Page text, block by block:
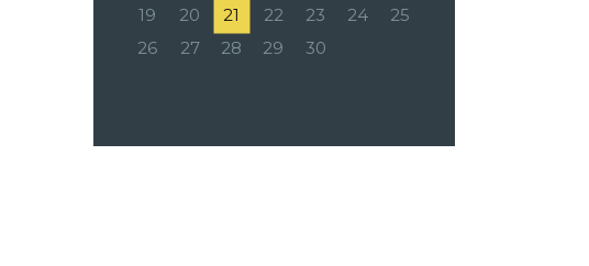
19
20 21 22 23 24
25
26
27 28 29 30